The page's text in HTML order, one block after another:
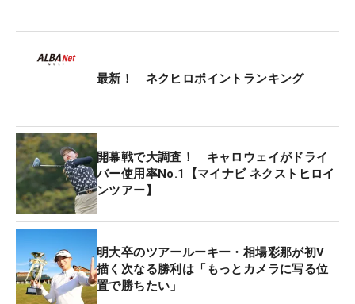
30日（水）から始まるプロテスト1次予選（A地区）
に出場する周藤可歩は、「元々堅いボールが好き」
愛用している。スピンも入り、「アプローチも止ま
ってくれます」と高く評価。長年使い慣れたボール
でプロテストへ挑む。
そのほか、キャロウェイ『CHROMEシリーズ』のボ
ールは開幕戦8位の臼井蘭世、第2戦4位の和田純
怜、第4戦5位の竹本梨奈など、今季は使用者が毎試
合で必ずトップ10入りをするほど、一大勢力になっ
最新！ ネクヒロポイントランキング
開幕戦で大調査！ キャロウェイがドライ
バー使用率No.1【マイナビ ネクストヒロイ
ンツアー】
明大卒のツアールーキー・相場彩那が初V
描く次なる勝利は「もっとカメラに写る位
置で勝ちたい」